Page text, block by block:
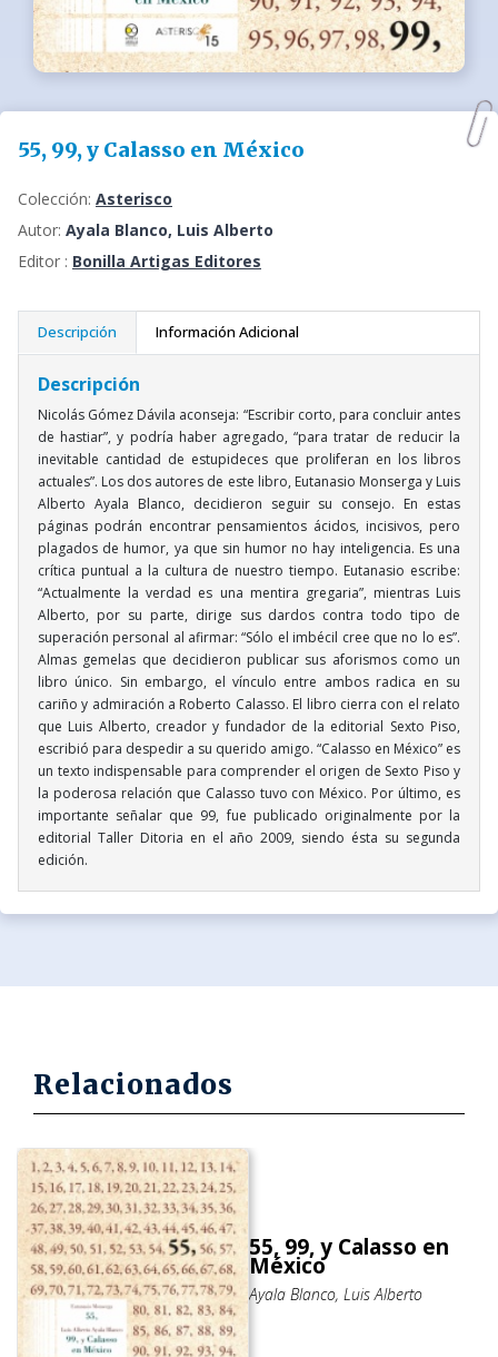
55, 99, y Calasso en México
Colección: Asterisco
Autor: Ayala Blanco, Luis Alberto
Editor : Bonilla Artigas Editores
Descripción Información Adicional
Descripción
Nicolás Gómez Dávila aconseja: “Escribir corto, para concluir antes
de hastiar”, y podría haber agregado, “para tratar de reducir la
inevitable cantidad de estupideces que proliferan en los libros
actuales”. Los dos autores de este libro, Eutanasio Monserga y Luis
Alberto Ayala Blanco, decidieron seguir su consejo. En estas
páginas podrán encontrar pensamientos ácidos, incisivos, pero
plagados de humor, ya que sin humor no hay inteligencia. Es una
crítica puntual a la cultura de nuestro tiempo. Eutanasio escribe:
“Actualmente la verdad es una mentira gregaria”, mientras Luis
Alberto, por su parte, dirige sus dardos contra todo tipo de
superación personal al afirmar: “Sólo el imbécil cree que no lo es”.
Almas gemelas que decidieron publicar sus aforismos como un
libro único. Sin embargo, el vínculo entre ambos radica en su
cariño y admiración a Roberto Calasso. El libro cierra con el relato
que Luis Alberto, creador y fundador de la editorial Sexto Piso,
escribió para despedir a su querido amigo. “Calasso en México” es
un texto indispensable para comprender el origen de Sexto Piso y
la poderosa relación que Calasso tuvo con México. Por último, es
importante señalar que 99, fue publicado originalmente por la
editorial Taller Ditoria en el año 2009, siendo ésta su segunda
edición.
Relacionados
55, 99, y Calasso en
México
Ayala Blanco, Luis Alberto